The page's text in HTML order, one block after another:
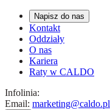
Napisz do nas
Kontakt
Oddziały
O nas
Kariera
Raty w CALDO
Infolinia:
Email: marketing@caldo.pl